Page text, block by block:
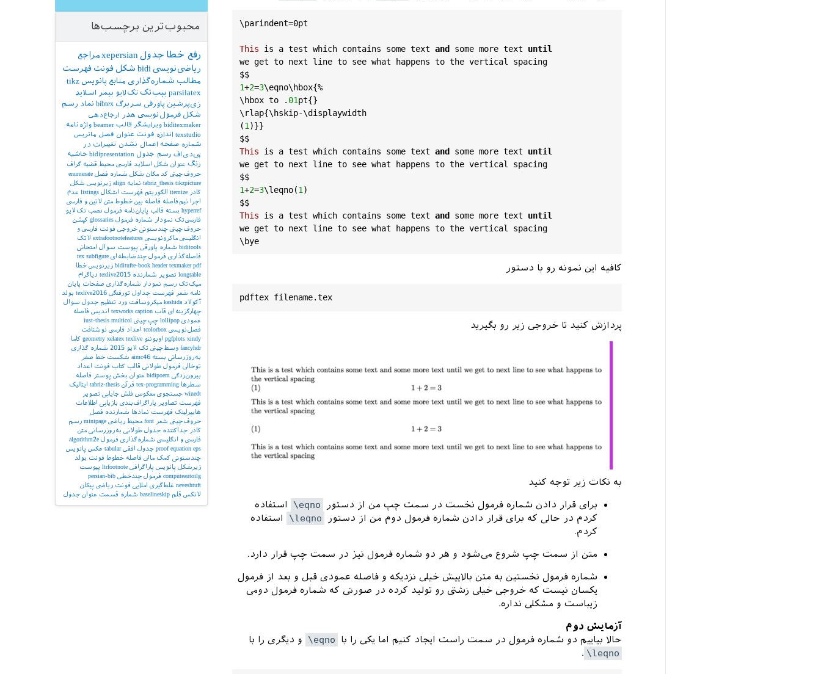
\parindent=0pt
This is a test which contains some text and some more text
until
we get to next line to see what happens to the vertical
spacing
$$
1+2=3\eqno\hbox{%
\hbox to . 01pt{}
\ rlap{\hskip-\displaywidth
(1
$$
This
is a test which contains some text and some more text
until
we get to next line to see what happens to the vertical
spacing
$$
1+2=3\leqno(1
$$
This
is a test which contains some text and some more text
until
we get to next line to see what happens to the vertical
spacing
\bye
کافیه این نمونه رو با دستور
پردازش کنید تا خروجی زیر رو بگیرید
به نکات زیر توجه کنید
برای قرار دادن شماره فرمول نخست در سمت چپ من از دستور \eqno
استفاده
کردم در حالی که برای قرار دادن شماره فرمول دوم من از دستور
\leqno
استفاده
کردم.
متن از سمت چپ شروع می‌شود و هر دو شماره فرمول نیز در سمت چپ قرار دارد.
شماره فرمول نخستین به متن بالاییش خیلی نزدیکه و فاصله عمودی قبل و بعد از فرمول
یکسان نیست که خروجی خیلی زشتی رو تولید کرده در صورتی که شماره فرمول دومی
زیباست و مشکلی نداره.
آزمایش دوم
حالا بیاییم دو شماره فرمول در سمت راست ایجاد کنیم اما یکی را با
\eqno
و دیگری را با
\leqno
.
محبوب‌ترین برچسب‌ها
رفع خطا جدول xepersianمراجع
ریاضی‌نویسی bidi شکل فونت فهرست
مطالب شماره‌گذاری منابع پانویس tikz
parsilatex بیب‌تک تک‌لایو بیمر اسلاید
زی‌پرشین پاورقی سربرگ bibtex نماد رسم
شکل فرمول‌نویسی هدر
ارجاع‌دهی
biditexmaker ویرایشگر قالب beamer واژه‌نامه
texstudio اندازه فونت عنوان فصل ماتریس
شماره صفحه اعمال نشدن تغییرات در
پی‌دی‌اف رسم جدول bidipresentation حاشیه
رنگ عنوان شکل اسلاید فارسی محیط قضیه گراف
حروف‌چینی کد مکان شکل شماره فصل enumerate
tabriz_thesis tikzpicture نمایه align زیرنویس شکل
کادر
itemize الگوریتم فهرست اشکال listings عدم
اجرا
نیم‌فاصله فاصله بین خطوط متن لاتین و فارسی
hyperref بسته قالب پایان‌نامه فرمول نصب تک‌لایو
فارسی‌تک نمودار شماره فرمول glossaries کپشن
حروف‌چینی چندستونی خروجی فونت فارسی و
انگلیسی ماکرونویسی extrafootnotefeatures لاتک
biditools شماره پاورقی پیوست‌ سوال امتحانی
فاصله‌گذاری فرمول چندضابطه‌ای tex subfigure
biditufte-book header texmaker pdf زیرنویس خطا
longtable تصویر شمارنده texlive2015 دیاگرام
میک‌تک رسم نمودار شماره‌گذاری صفحات پایان
نامه شعر فهرست جداول تورفتگی texlive2016 بولد
آکولاد kashida میکروسافت ورد تنظیم جدول سوال
چهارگزینه‌ای قاب texworks caption اندیس فاصله
عمودی lollipop چپ‌چینی iust-thesis multicol
فصل‌نویسی tcolorbox اعداد فارسی نوشتافت
pgfplots xindy اوبونتو geometry xelatex texlive
کاما
fancyhdr وسط‌چینی تک لایو 2015
شماره گذاری
به‌روزرسانی بسته aimc46 شکست خط صفر
توخالی فرمول طولانی قالب کتاب فونت اعداد
بیرون‌زدگی bidipoem عنوان بخش پوستر
فاصله
سطرها
tex-programming قرآن tabriz-thesis
ایتالیک
winedt جستجوی معکوس فلش جایابی تصویر
فهرست تصاویر
پاراگراف‌بندی بازیابی اطلاعات
هایپرلینک فهرست نمادها
شمارنده فصل
حروف‌چینی شعر font محیط ریاضی minipage رسم
کادر
جداکننده جدول طولانی به‌روزرسانی متن
فارسی و انگلیسی شماره‌گذاری فرمول algorithm2e
proof equation eps جدول افقی tabular عکس پانویس
چندستونی کمک مالی فاصله خطوط فونت بولد
زیرشکل پانویس پاراگرافی ltrfootnote پیوست
computeautoilg فرمول چندخطی persian-bib
neveshtuft غلط‌گیری املایی فونت ریاضی پیکان
لاتکس قلم baselineskip شماره قسمت عنوان جدول